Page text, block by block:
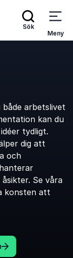
Sök
Meny
arbetslivet
kan du
tydligt.
dig att
och
Se våra
konsten att